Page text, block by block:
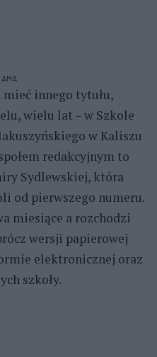
mieć innego tytułu,
wielu lat – w Szkole
w Kaliszu
redakcyjnym to
Sydlewskiej, która
od pierwszego numeru.
miesiące a rozchodzi
wersji papierowej
elektronicznej oraz
szkoły.